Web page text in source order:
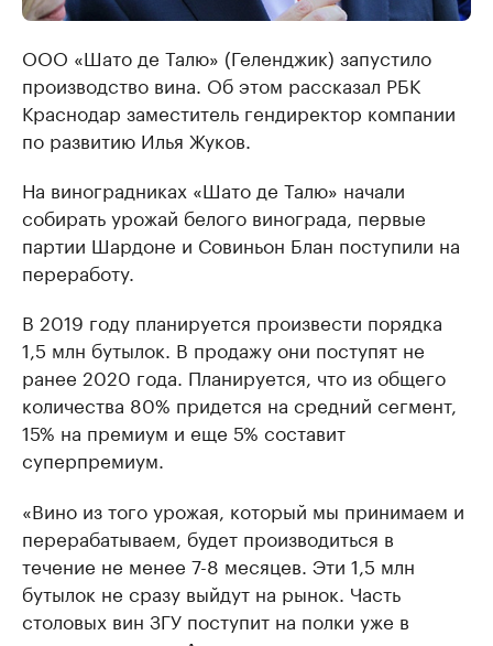
ООО «Шато де Талю» (Геленджик) запустило
производство вина. Об этом рассказал РБК
Краснодар заместитель гендиректор компании
по развитию Илья Жуков.
На виноградниках «Шато де Талю» начали
собирать урожай белого винограда, первые
партии Шардоне и Совиньон Блан поступили на
переработу.
В 2019 году планируется произвести порядка
1,5 млн бутылок. В продажу они поступят не
ранее 2020 года. Планируется, что из общего
количества 80% придется на средний сегмент,
15% на премиум и еще 5% составит
суперпремиум.
«Вино из того урожая, который мы принимаем и
перерабатываем, будет производиться в
течение не менее 7-8 месяцев. Эти 1,5 млн
бутылок не сразу выйдут на рынок. Часть
столовых вин ЗГУ поступит на полки уже в